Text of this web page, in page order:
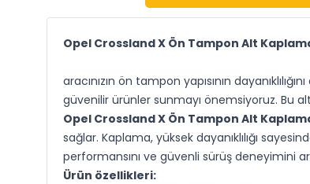
Opel Crossland X Ön Tampon Alt
aracınızın ön tampon yapısının
güvenilir ürünler sunmayı önemsiyoruz. Bu
Opel Crossland X Ön Tampon Alt
sağlar. Kaplama, yüksek dayanıklılığı
performansını ve güvenli sürüş deneyimini
Ürün özellikleri: